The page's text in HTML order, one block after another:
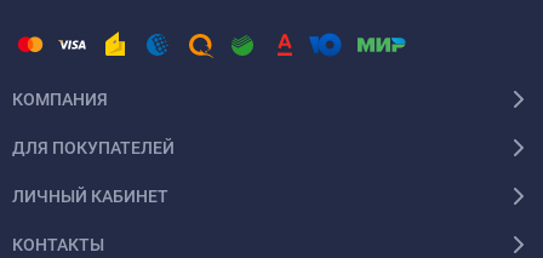
КОМПАНИЯ
ДЛЯ ПОКУПАТЕЛЕЙ
ЛИЧНЫЙ КАБИНЕТ
КОНТАКТЫ